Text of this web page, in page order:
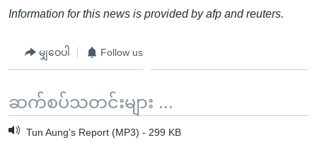
Information for this news is provided by afp and reuters.
မျှဝေပါ Follow us
ဆက်စပ်သတင်းများ ...
Tun Aung's Report (MP3) - 299 KB